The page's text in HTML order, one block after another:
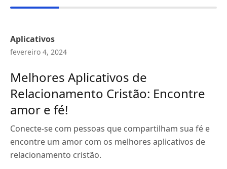
Aplicativos
fevereiro 4, 2024
Melhores Aplicativos de
Relacionamento Cristão: Encontre
amor e fé!
Conecte-se com pessoas que compartilham sua fé e
encontre um amor com os melhores aplicativos de
relacionamento cristão.